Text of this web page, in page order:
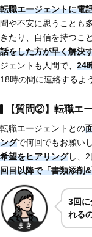
転職エージェントに電
問や不安に思うことも多
きたり、自信を持つこ
話をした方が早く解決
ジェントも人間で、 24
18時の間に連絡するよ
【質問②】転職エ
転職エージェントとの
ングで何回でもお願い
希望をヒアリングし、2
回目以降で「書類添削
3回に
れる